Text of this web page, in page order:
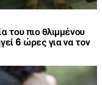
του πιο θλιμμένου
6 ώρες για να τον